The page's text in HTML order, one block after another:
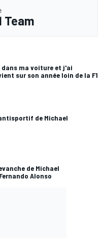
Team
ma voiture et j'ai
sur son année loin de la F1
de Michael
de Michael
Alonso